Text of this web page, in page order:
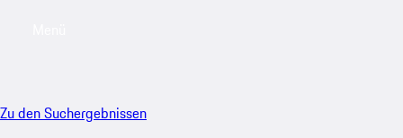
Zu den Suchergebnissen